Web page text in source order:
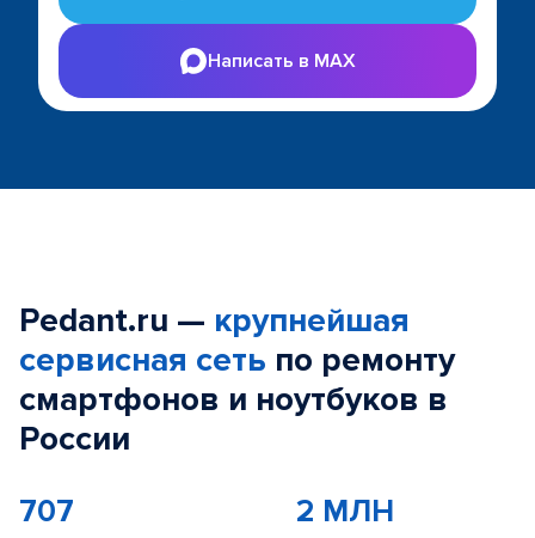
Написать в MAX
Pedant.ru — крупнейшая
сервисная сеть по ремонту
смартфонов и ноутбуков в
России
707 2 МЛН